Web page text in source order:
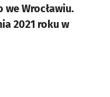
Wrocławiu.
2021 roku w